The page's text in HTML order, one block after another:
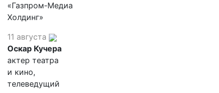
«Газпром-Медиа
Холдинг»
11 августа
Оскар Кучера
актер театра
и кино,
телеведущий